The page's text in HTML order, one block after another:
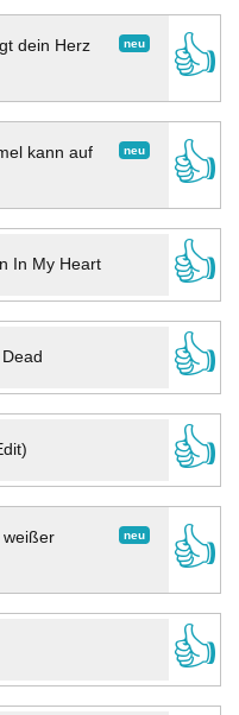
neu
dein Herz
👍
neu
kann auf
👍
In My Heart
👍
👍
👍
neu
weißer
👍
👍